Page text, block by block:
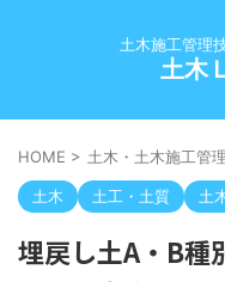
土木施工管理
土木
HOME > 土木・土木施工管
土木 土工・土質 土
埋戻し土A・B種